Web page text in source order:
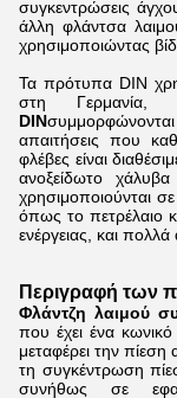
συγκεντρώσεις
άλλη φλάντσα
χρησιμοποιώντας
Τα πρότυπα DIN
στη Γερμανία,
DIN
απαιτήσεις που
φλέβες είναι
ανοξείδωτο
χρησιμοποιούνται
όπως το πετρέλαιο
ενέργειας, και πολλά
Περιγραφή των
Φλάντζη λαιμού
που έχει ένα
μεταφέρει την
τη συγκέντρωση
συνήθως σε